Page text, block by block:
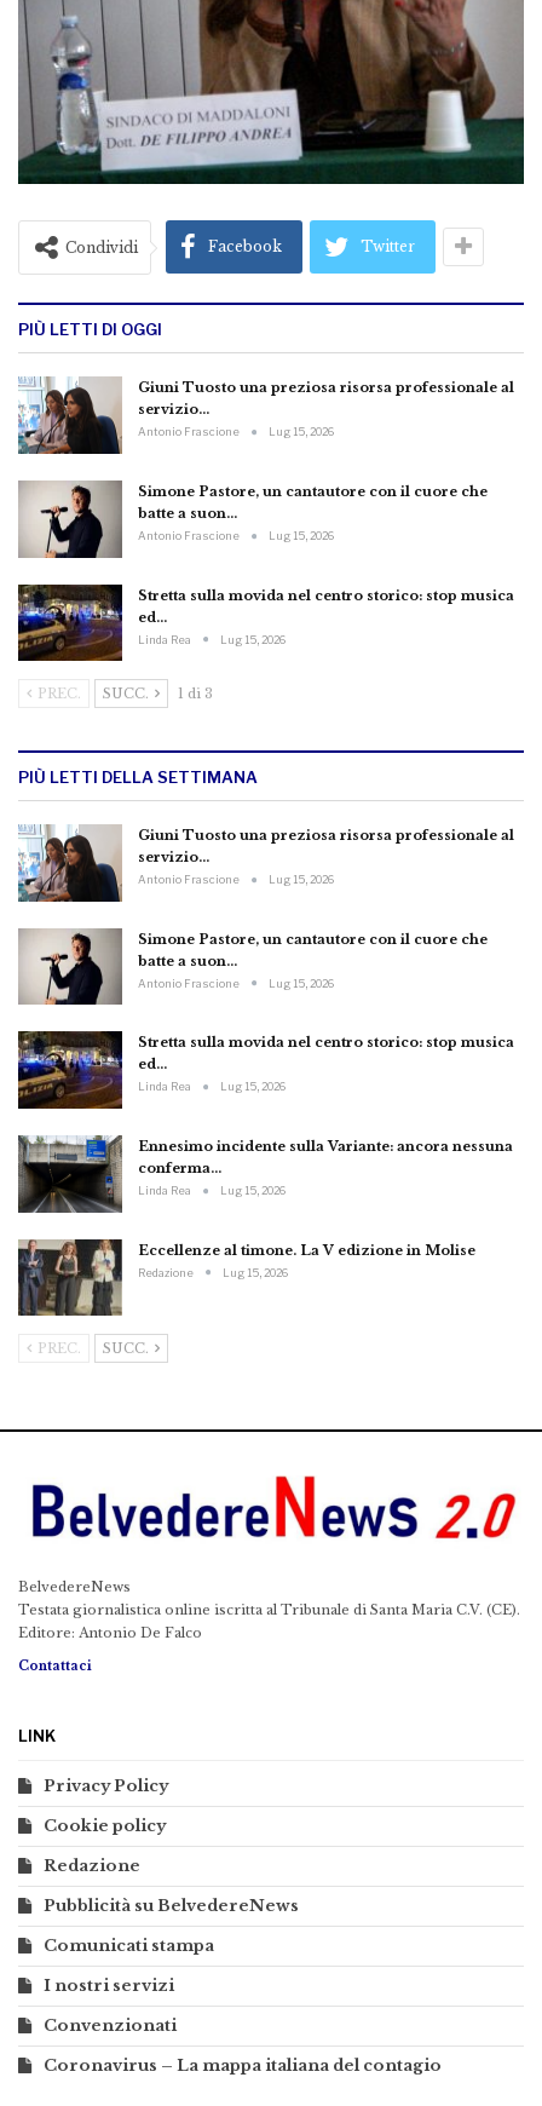
Condividi Facebook Twitter
PIÙ LETTI DI OGGI
Giuni Tuosto una preziosa risorsa professionale al
servizio…
Antonio Frascione Lug 15, 2026
Simone Pastore, un cantautore con il cuore che
batte a suon…
Antonio Frascione Lug 15, 2026
Stretta sulla movida nel centro storico: stop musica
ed…
Linda Rea Lug 15, 2026
PREC. SUCC. 1 di 3
PIÙ LETTI DELLA SETTIMANA
Giuni Tuosto una preziosa risorsa professionale al
servizio…
Antonio Frascione Lug 15, 2026
Simone Pastore, un cantautore con il cuore che
batte a suon…
Antonio Frascione Lug 15, 2026
Stretta sulla movida nel centro storico: stop musica
ed…
Linda Rea Lug 15, 2026
Ennesimo incidente sulla Variante: ancora nessuna
conferma…
Linda Rea Lug 15, 2026
Eccellenze al timone. La V edizione in Molise
Redazione Lug 15, 2026
PREC. SUCC.
BelvedereNews
Testata giornalistica online iscritta al Tribunale di Santa Maria C.V. (CE).
Editore: Antonio De Falco
Contattaci
LINK
Privacy Policy
Cookie policy
Redazione
Pubblicità su BelvedereNews
Comunicati stampa
I nostri servizi
Convenzionati
Coronavirus – La mappa italiana del contagio